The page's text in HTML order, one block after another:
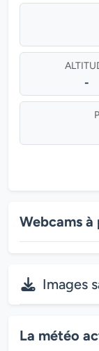
-
Webcams
Images
La météo